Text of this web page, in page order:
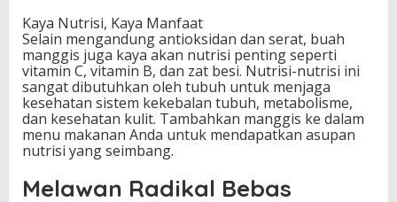
Kaya Nutrisi, Kaya Manfaat
Selain mengandung antioksidan dan serat, buah
manggis juga kaya akan nutrisi penting seperti
vitamin C, vitamin B, dan zat besi. Nutrisi-nutrisi ini
sangat dibutuhkan oleh tubuh untuk menjaga
kesehatan sistem kekebalan tubuh, metabolisme,
dan kesehatan kulit. Tambahkan manggis ke dalam
menu makanan Anda untuk mendapatkan asupan
nutrisi yang seimbang.
Melawan Radikal Bebas